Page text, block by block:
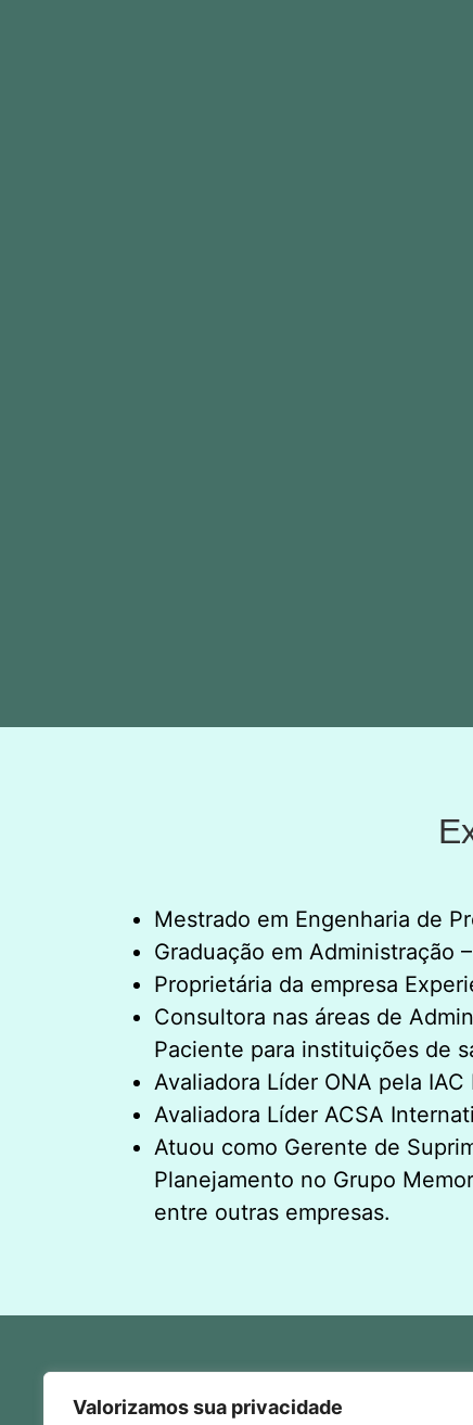
Valorizamos sua privacidade
Mestrado em Engenharia de
Graduação em Administração
Proprietária da empresa
Consultora nas áreas de
Paciente para instituições de
Avaliadora Líder ONA pela
Avaliadora Líder ACSA
Atuou como Gerente de
Planejamento no Grupo
entre outras empresas.
E-mail:secretaria@carloschagas.org.br